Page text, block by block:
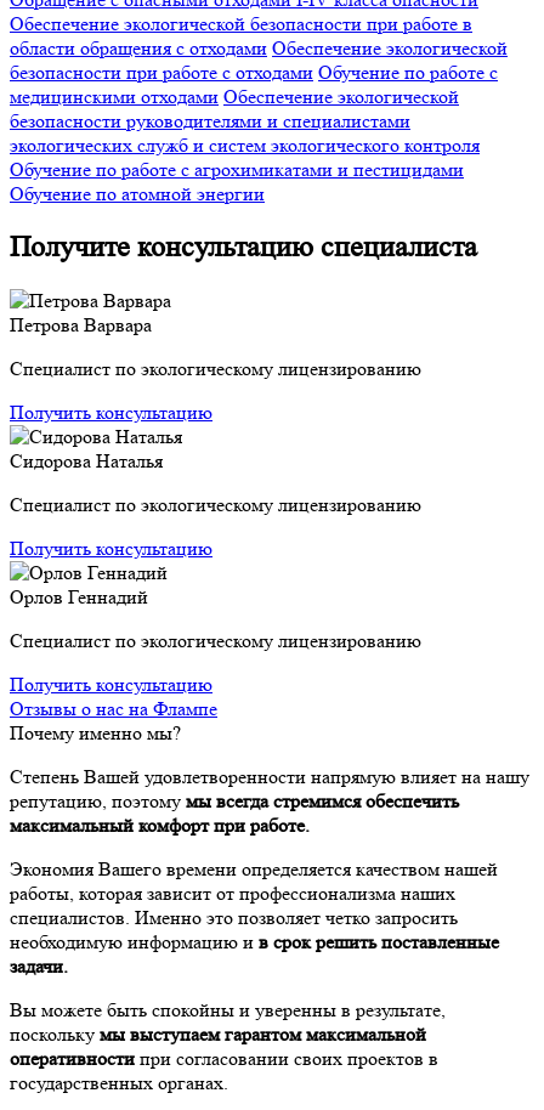
Обеспечение экологической безопасности при работе в
области обращения с отходами Обеспечение экологической
безопасности при работе с отходами Обучение по работе с
медицинскими отходами Обеспечение экологической
безопасности руководителями и специалистами
экологических служб и систем экологического контроля
Обучение по работе с агрохимикатами и пестицидами
Обучение по атомной энергии
Получите консультацию специалиста
Петрова Варвара
Специалист по экологическому лицензированию
Получить консультацию
Сидорова Наталья
Специалист по экологическому лицензированию
Получить консультацию
Орлов Геннадий
Специалист по экологическому лицензированию
Получить консультацию
Отзывы о нас на Флампе
Почему именно мы?
Степень Вашей удовлетворенности напрямую влияет на нашу
репутацию, поэтому мы всегда стремимся обеспечить
максимальный комфорт при работе.
Экономия Вашего времени определяется качеством нашей
работы, которая зависит от профессионализма наших
специалистов. Именно это позволяет четко запросить
необходимую информацию и в срок решить поставленные
задачи.
Вы можете быть спокойны и уверенны в результате,
поскольку мы выступаем гарантом максимальной
оперативности при согласовании своих проектов в
государственных органах.